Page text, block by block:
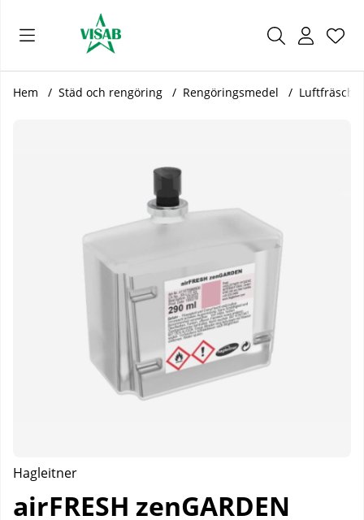
.
Hem Städ och rengöring Rengöringsmedel
Hagleitner
airFRESH zenGARDEN